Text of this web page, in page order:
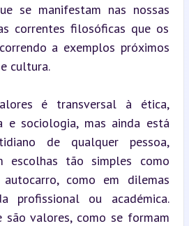
se manifestam nas nossas
correntes filosóficas que os
a exemplos próximos
cultura.
é transversal à ética,
e sociologia, mas ainda está
de qualquer pessoa,
escolhas tão simples como
como em dilemas
profissional ou académica.
são valores, como se formam